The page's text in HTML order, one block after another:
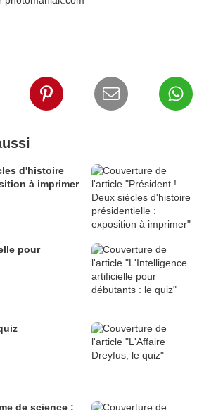
d'histoire
à imprimer
pour
de science :